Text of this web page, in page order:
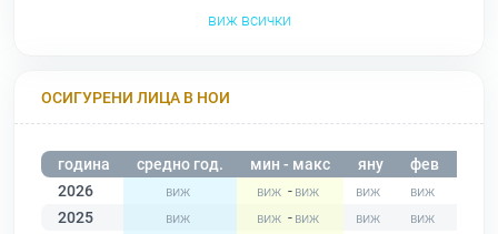
виж всички
ОСИГУРЕНИ ЛИЦА В НОИ
година средно год. мин - макс яну фев
2026
-
2025
-